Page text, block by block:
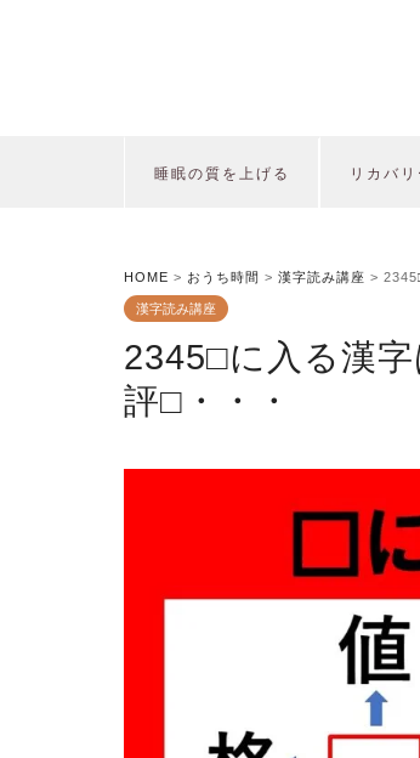
睡眠の質を上げる リカバ
HOME > おうち時間 > 漢字読み講座 >
漢字読み講座
2345□に入る漢
評□・・・